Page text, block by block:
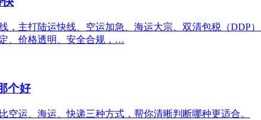
，主打陆运快线、空运加急、海运大宗、双清包税（
、价格透明、安全合规，…
个好
运、海运、快递三种方式，帮你清晰判断哪种更适合。